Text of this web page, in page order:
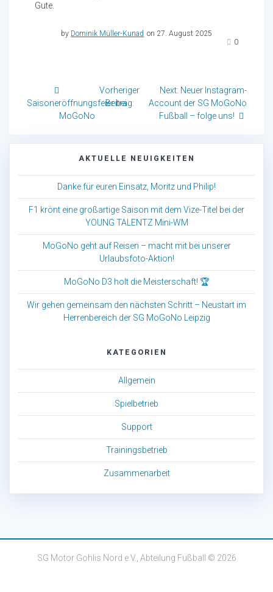
Gute.
by Dominik Müller-Kunad on 27. August 2025
0
Beitragsnavigation
Previous
post:
Saisoneröffnungsfeier bei
MoGoNo
Next: Next
post:
Neuer Instagram-
Account der SG MoGoNo
Fußball – folge uns!
AKTUELLE NEUIGKEITEN
Danke für euren Einsatz, Moritz und Philip!
F1 krönt eine großartige Saison mit dem Vize-Titel bei der
YOUNG TALENTZ Mini-WM
MoGoNo geht auf Reisen – macht mit bei unserer
Urlaubsfoto-Aktion!
MoGoNo D3 holt die Meisterschaft! 🏆
Wir gehen gemeinsam den nächsten Schritt – Neustart im
Herrenbereich der SG MoGoNo Leipzig
KATEGORIEN
Allgemein
Spielbetrieb
Support
Trainingsbetrieb
Zusammenarbeit
SG Motor Gohlis Nord e.V., Abteilung Fußball © 2026